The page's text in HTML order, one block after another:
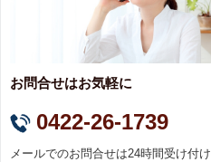
お問合せはお気軽に
0422-26-1739
メールでのお問合せは24時間受け付け